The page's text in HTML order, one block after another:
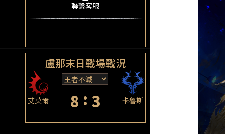
聯繫客服
盧那末日戰場戰況
艾莫爾 8 : 3 卡魯斯